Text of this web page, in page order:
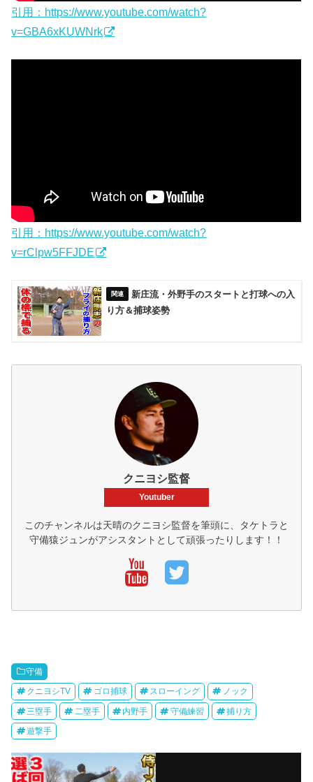
引用：https://www.youtube.com/watch?
v=GBA6xKUWNrk
引用：https://www.youtube.com/watch?
v=rClpw5FFJDE
新庄流・外野手のスタートと打球への入
り方＆捕球姿勢
クニヨシ監督
Youtuber
このチャンネルは天晴のクニヨシ監督を筆頭に、タケトラと
守備猿ジュンがアシスタントとして頑張ったりします！！
守備
クニヨシTV ゴロ捕球 スローイング ノック
三塁手 二塁手 内野手 守備練習 捕り方
遊撃手